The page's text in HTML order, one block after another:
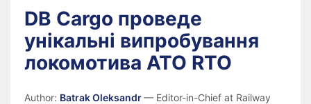
DB Cargo проведе
унікальні випробування
локомотива ATO RTO
Author: Batrak Oleksandr— Editor-in-Chief at Railway